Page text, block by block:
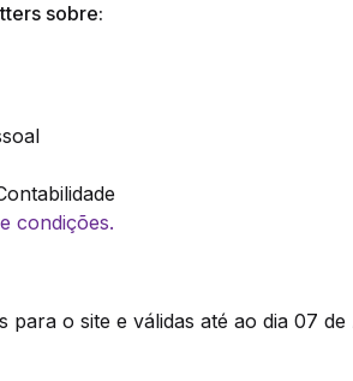
sobre:
condições.
para o site e válidas até ao dia 07